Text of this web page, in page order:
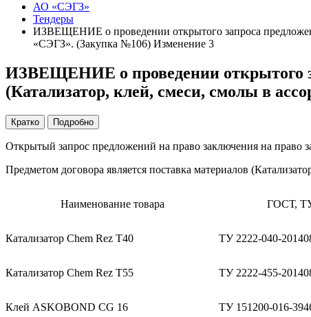
АО «СЭГЗ»
Тендеры
ИЗВЕЩЕНИЕ о проведении открытого запроса
«СЭГЗ». (Закупка №106) Изменение 3
ИЗВЕЩЕНИЕ о проведении открытого
(Катализатор, клей, смеси, смолы в
Кратко Подробно
Открытый запрос предложений на право заключения на право
Предметом договора является поставка материалов
Наименование товара ГОСТ,
Катализатор Chem Rez T40 ТУ 2222-040-
Катализатор Chem Rez T55 ТУ 2222-455-
Клей ASKOBOND CG 16 ТУ 151200-016-